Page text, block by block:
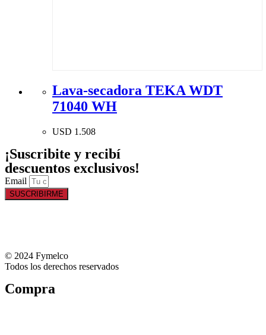
Lava-secadora TEKA WDT
71040 WH
USD 1.508
¡Suscribite y recibí
descuentos exclusivos!
Email
SUSCRIBIRME
© 2024 Fymelco
Todos los derechos reservados
Compra